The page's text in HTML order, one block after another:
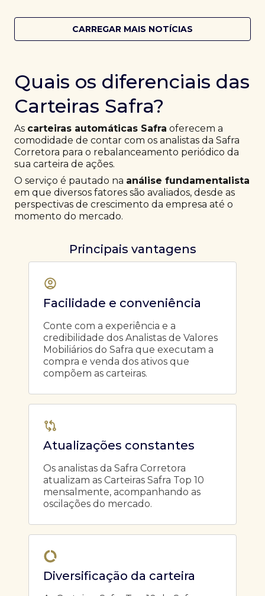
CARREGAR MAIS NOTÍCIAS
Quais os diferenciais das
Carteiras Safra?
As carteiras automáticas Safra oferecem a
comodidade de contar com os analistas da Safra
Corretora para o rebalanceamento periódico da
sua carteira de ações.
O serviço é pautado na análise fundamentalista
em que diversos fatores são avaliados, desde as
perspectivas de crescimento da empresa até o
momento do mercado.
Principais vantagens
Facilidade e conveniência
Conte com a experiência e a
credibilidade dos Analistas de Valores
Mobiliários do Safra que executam a
compra e venda dos ativos que
compõem as carteiras.
Atualizações constantes
Os analistas da Safra Corretora
atualizam as Carteiras Safra Top 10
mensalmente, acompanhando as
oscilações do mercado.
Diversificação da carteira